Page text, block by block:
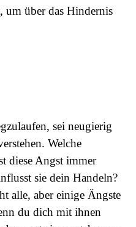
um über das Hindernis
sei neugierig
Welche
diese Angst immer
sie dein Handeln?
alle, aber einige Ängste
du dich mit ihnen